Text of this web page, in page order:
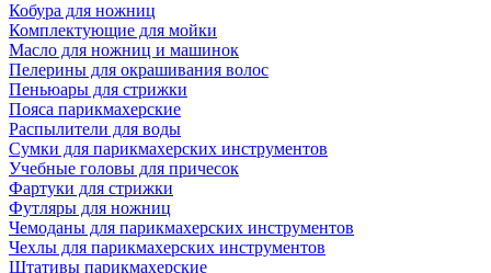
Кобура для ножниц
Комплектующие для мойки
Масло для ножниц и машинок
Пелерины для окрашивания волос
Пеньюары для стрижки
Пояса парикмахерские
Распылители для воды
Сумки для парикмахерских инструментов
Учебные головы для причесок
Фартуки для стрижки
Футляры для ножниц
Чемоданы для парикмахерских инструментов
Чехлы для парикмахерских инструментов
Штативы парикмахерские